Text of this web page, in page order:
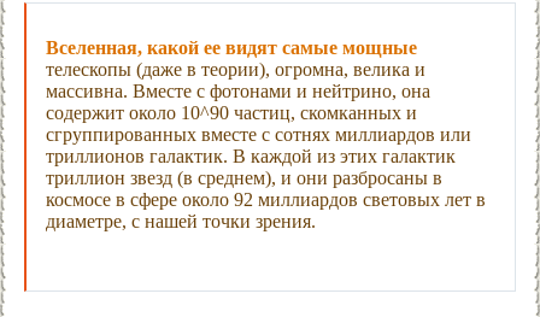
Вселенная, какой ее видят самые мощные
телескопы (даже в теории), огромна, велика и
массивна. Вместе с фотонами и нейтрино, она
содержит около 10^90 частиц, скомканных и
сгруппированных вместе с сотнях миллиардов или
триллионов галактик. В каждой из этих галактик
триллион звезд (в среднем), и они разбросаны в
космосе в сфере около 92 миллиардов световых лет в
диаметре, с нашей точки зрения.